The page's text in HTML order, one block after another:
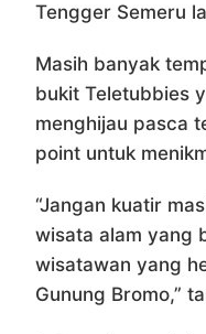
Tengger Semeru
Masih banyak
bukit Teletubbies
menghijau pasca
point untuk
“Jangan kuatir
wisata alam yang
wisatawan yang
Gunung Bromo,”